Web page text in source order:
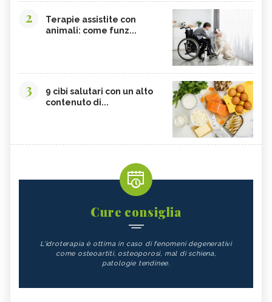
2
Terapie assistite con
animali: come funz...
3
9 cibi salutari con un alto
contenuto di...
Cure consiglia
L'idroterapia è ottima in caso di fenomeni degenerativi
come osteoartiti, osteoporosi, mal di schiena,
patologie tendinee.